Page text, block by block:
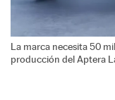
La marca necesita 50
producción del Aptera